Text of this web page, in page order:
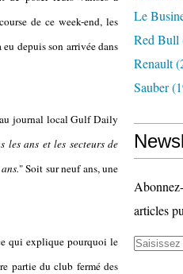
de ce week-end, les
depuis son arrivée dans
journal local Gulf Daily
les ans et les secteurs de
" Soit sur neuf ans, une
qui explique pourquoi le
partie du club fermé des
Le
Red Bull
Renault
Sauber
articles